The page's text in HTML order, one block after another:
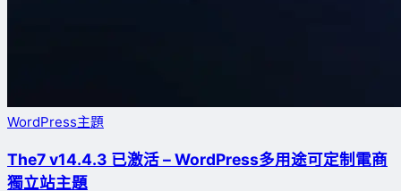
WordPress主題
The7 v14.4.3 已激活 – WordPress多用途可定制電商
獨立站主題